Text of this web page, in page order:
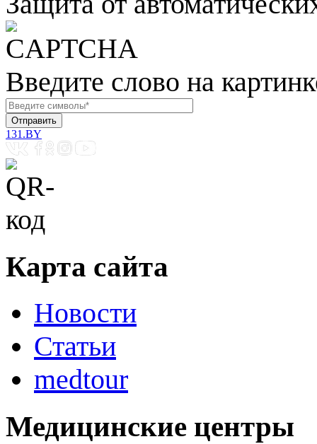
Введите слово на
131.BY
Карта сайта
Новости
Статьи
medtour
Медицинские центры